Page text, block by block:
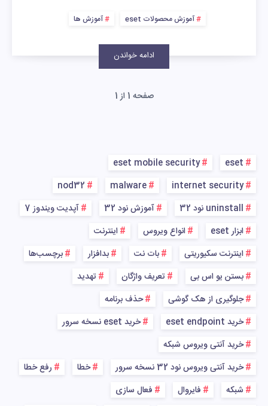
آموزش محصولات eset آموزش ها
ادامه خواندن
صفحه 1 از 1
eset
eset mobile security
internet security
malware
nod32
uninstall نود 32
آموزش نود 32
آپدیت ویندوز 7
ابزار eset
انواع ویروس
اینترنت
اینترنت سکیوریتی
بات نت بدافزار
برچسب‌ها
بستن یو اس بی
تعریف واژگان
تهدید
جلوگیری از هک گوشی
حذف برنامه
خرید eset endpoint
خرید eset نسخه سرور
خرید آنتی ویروس شبکه
خرید آنتی ویروس نود 32 نسخه سرور
خطا
رفع خطا
شبکه
فایروال فعال سازی